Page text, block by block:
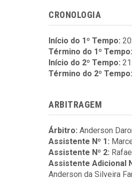
CRONOLOGIA
Início do 1º Tempo:
Término do 1º Tempo:
Início do 2º Tempo:
Término do 2º Tempo:
ARBITRAGEM
Árbitro: Anderson
Assistente Nº 1:
Assistente Nº 2:
Assistente Adicional
Anderson da Silveira